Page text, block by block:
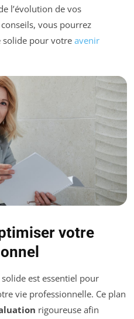
l’évolution de vos
vous pourrez
solide pour votre avenir
votre
solide est essentiel pour
vie professionnelle. Ce plan
rigoureuse afin